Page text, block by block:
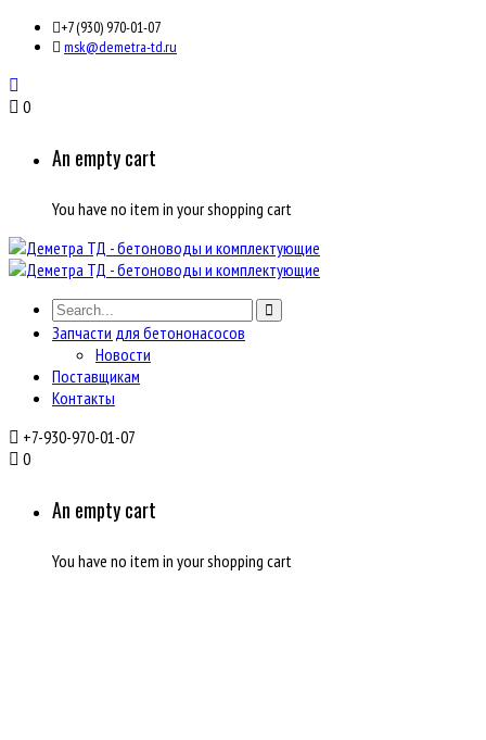
+7 (930) 970-01-07
msk@demetra-td.ru
0
An empty cart
You have no item in your shopping cart
Запчасти для бетононасосов
Новости
Поставщикам
Контакты
+7-930-970-01-07
0
An empty cart
You have no item in your shopping cart